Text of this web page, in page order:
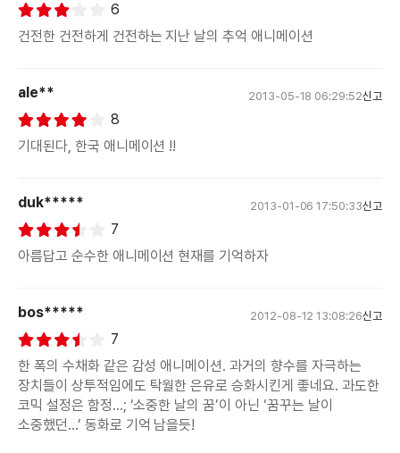
6
건전한 건전하게 건전하는 지난 날의 추억 애니메이션
ale** 2013-05-18 06:29:52신고
8
기대된다, 한국 애니메이션 !!
duk***** 2013-01-06 17:50:33신고
7
아름답고 순수한 애니메이션 현재를 기억하자
bos***** 2012-08-12 13:08:26신고
7
한 폭의 수채화 같은 감성 애니메이션. 과거의 향수를 자극하는
장치들이 상투적임에도 탁월한 은유로 승화시킨게 좋네요. 과도한
코믹 설정은 함정…; ‘소중한 날의 꿈’이 아닌 ‘꿈꾸는 날이
소중했던…’ 동화로 기억 남을듯!